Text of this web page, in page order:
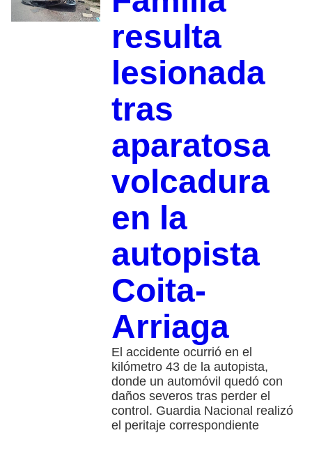
resulta
lesionada
tras
aparatosa
volcadura
en la
autopista
Coita-
Arriaga
El accidente ocurrió en el
kilómetro 43 de la autopista,
donde un automóvil quedó con
daños severos tras perder el
control. Guardia Nacional realizó
el peritaje correspondiente